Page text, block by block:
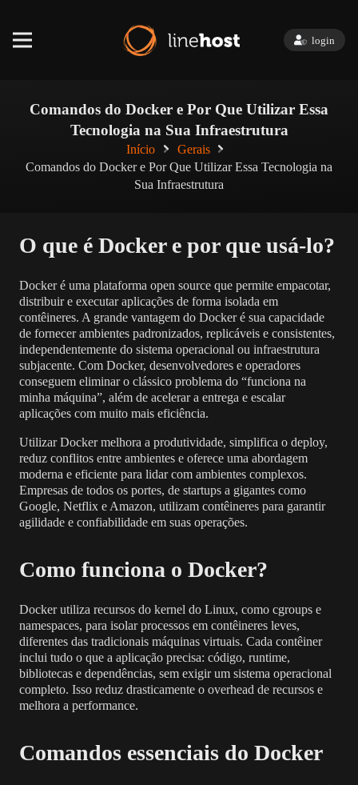
login
Comandos do Docker e Por Que Utilizar Essa
Tecnologia na Sua Infraestrutura
Início
Gerais
Comandos do Docker e Por Que Utilizar Essa Tecnologia na
Sua Infraestrutura
O que é Docker e por que usá-lo?
Docker é uma plataforma open source que permite empacotar,
distribuir e executar aplicações de forma isolada em
contêineres. A grande vantagem do Docker é sua capacidade
de fornecer ambientes padronizados, replicáveis e consistentes,
independentemente do sistema operacional ou infraestrutura
subjacente. Com Docker, desenvolvedores e operadores
conseguem eliminar o clássico problema do “funciona na
minha máquina”, além de acelerar a entrega e escalar
aplicações com muito mais eficiência.
Utilizar Docker melhora a produtividade, simplifica o deploy,
reduz conflitos entre ambientes e oferece uma abordagem
moderna e eficiente para lidar com ambientes complexos.
Empresas de todos os portes, de startups a gigantes como
Google, Netflix e Amazon, utilizam contêineres para garantir
agilidade e confiabilidade em suas operações.
Como funciona o Docker?
Docker utiliza recursos do kernel do Linux, como cgroups e
namespaces, para isolar processos em contêineres leves,
diferentes das tradicionais máquinas virtuais. Cada contêiner
inclui tudo o que a aplicação precisa: código, runtime,
bibliotecas e dependências, sem exigir um sistema operacional
completo. Isso reduz drasticamente o overhead de recursos e
melhora a performance.
Comandos essenciais do Docker